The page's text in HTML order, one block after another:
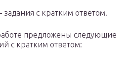
задания с кратким ответом.
предложены следующие
с кратким ответом: